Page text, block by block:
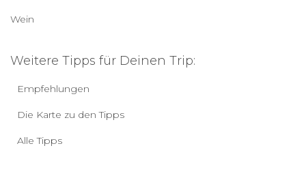
Wein
Weitere Tipps für Deinen Trip:
Empfehlungen
Die Karte zu den Tipps
Alle Tipps